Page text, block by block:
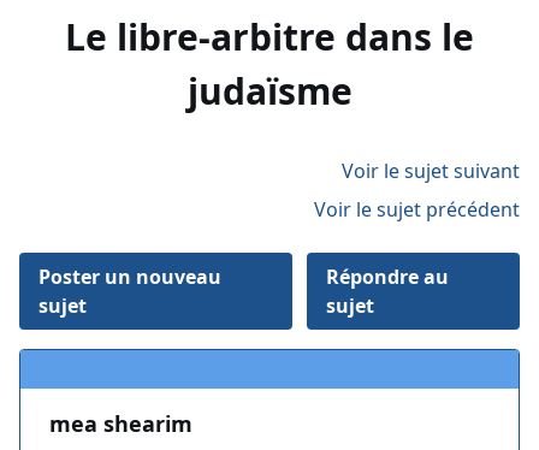
Le libre-arbitre dans le
judaïsme
Voir le sujet suivant
Voir le sujet précédent
Poster un nouveau
sujet
Répondre au
sujet
mea shearim